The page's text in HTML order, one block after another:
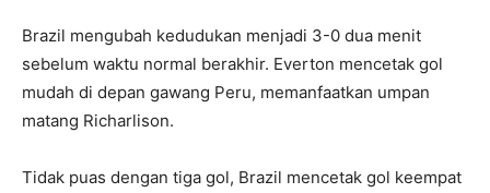
Brazil mengubah kedudukan menjadi 3-0 dua menit
sebelum waktu normal berakhir. Everton mencetak gol
mudah di depan gawang Peru, memanfaatkan umpan
matang Richarlison.
Tidak puas dengan tiga gol, Brazil mencetak gol keempat